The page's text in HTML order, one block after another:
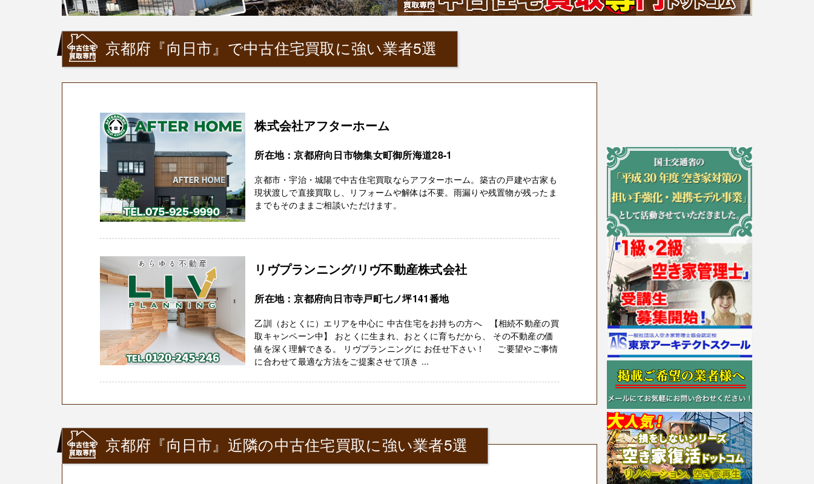
京都府『向日市』で中古住宅買取に強い業者5選
株式会社アフターホーム
所在地：京都府向日市物集女町御所海道28-1
京都市・宇治・城陽で中古住宅買取ならアフターホーム。築古の戸建や古家も
現状渡しで直接買取し、リフォームや解体は不要。雨漏りや残置物が残ったま
までもそのままご相談いただけます。
リヴプランニング/リヴ不動産株式会社
所在地：京都府向日市寺戸町七ノ坪141番地
乙訓（おとくに）エリアを中心に 中古住宅をお持ちの方へ 【相続不動産の買
取キャンペーン中】 おとくに生まれ、おとくに育ちだから、 その不動産の価
値を深く理解できる。 リヴプランニングに お任せ下さい！ ご要望やご事情
に合わせて最適な方法をご提案させて頂き ...
京都府『向日市』近隣の中古住宅買取に強い業者5選